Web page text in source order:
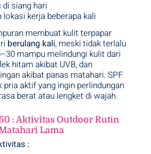
di siang hari
lokasi kerja beberapa kali
membuat kulit terpapar
berulang kali, meski tidak terlalu
mampu melindungi kulit dari
hitam akibat UVB, dan
akibat panas matahari. SPF
pria aktif yang ingin perlindungan
berat atau lengket di wajah.
: Aktivitas Outdoor Rutin
Lama
: